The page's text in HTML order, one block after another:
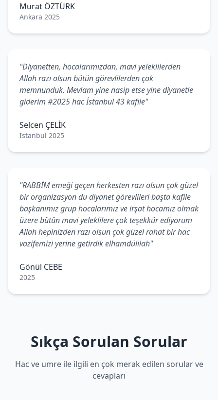
Murat ÖZTÜRK
Ankara 2025
"Diyanetten, hocalarımızdan, mavi yeleklilerden
Allah razı olsun bütün görevlilerden çok
memnunduk. Mevlam yine nasip etse yine diyanetle
giderim #2025 hac İstanbul 43 kafile"
Selcen ÇELİK
İstanbul 2025
"RABBİM emeği geçen herkesten razı olsun çok güzel
bir organizasyon du diyanet görevlileri başta kafile
başkanımız grup hocalarımız ve irşat hocamız olmak
üzere bütün mavi yeleklilere çok teşekkür ediyorum
Allah hepinizden razı olsun çok güzel rahat bir hac
vazifemizi yerine getirdik elhamdülilah"
Gönül CEBE
2025
Sıkça Sorulan Sorular
Hac ve umre ile ilgili en çok merak edilen sorular ve
cevapları